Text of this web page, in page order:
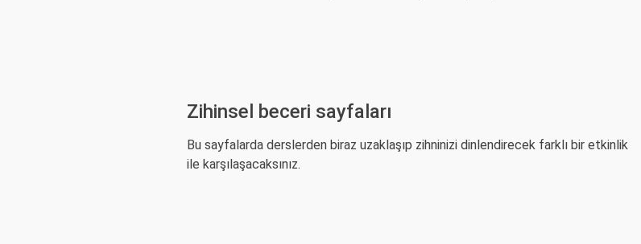
Zihinsel beceri sayfaları
Bu sayfalarda derslerden biraz uzaklaşıp zihninizi dinlendirecek farklı bir etkinlik
ile karşılaşacaksınız.